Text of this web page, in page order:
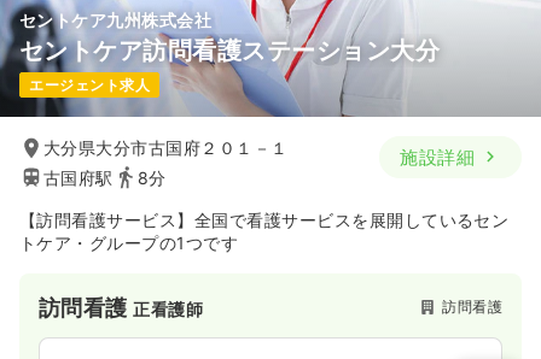
セントケア九州株式会社
セントケア訪問看護ステーション大分
エージェント求人
大分県大分市古国府２０１－１
古国府駅
8分
施設詳細
【訪問看護サービス】全国で看護サービスを展開しているセン
トケア・グループの1つです
訪問看護正看護師 訪問看護